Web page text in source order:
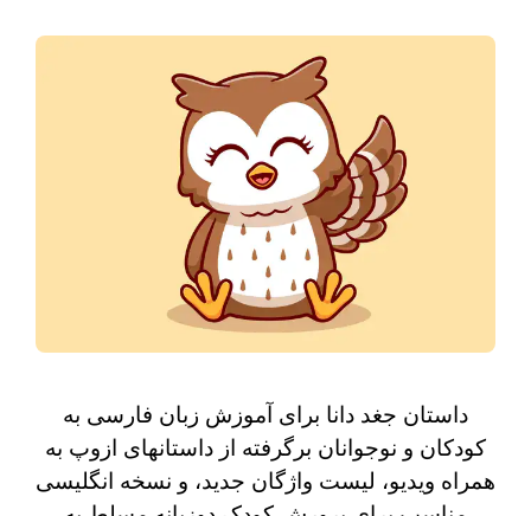
داستان جغد دانا برای آموزش زبان فارسی به
کودکان و نوجوانان برگرفته از داستانهای ازوپ به
همراه ویدیو، لیست واژگان جدید، و نسخه انگلیسی